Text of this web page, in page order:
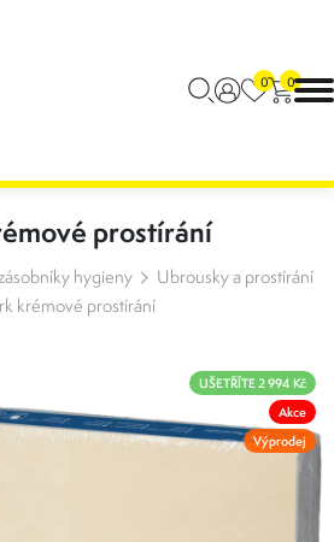
0 0
prostírání
hygieny
Ubrousky a prostírání
krémové prostírání
UŠETŘÍTE 2 994 Kč
Akce
Výprodej